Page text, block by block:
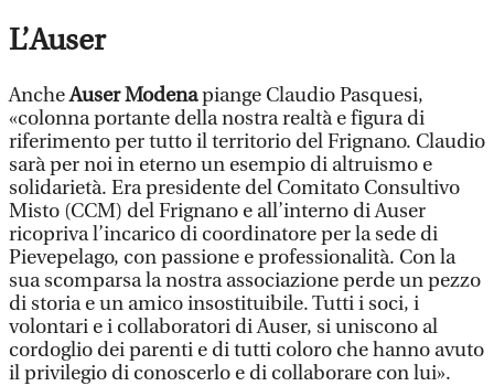
L’Auser
AncheAuser Modenapiange Claudio Pasquesi,
«colonna portante della nostra realtà e figura di
riferimento per tutto il territorio del Frignano. Claudio
sarà per noi in eterno un esempio di altruismo e
solidarietà. Era presidente del Comitato Consultivo
Misto (CCM) del Frignano e all’interno di Auser
ricopriva l’incarico di coordinatore per la sede di
Pievepelago, con passione e professionalità. Con la
sua scomparsa la nostra associazione perde un pezzo
di storia e un amico insostituibile. Tutti i soci, i
volontari e i collaboratori di Auser, si uniscono al
cordoglio dei parenti e di tutti coloro che hanno avuto
il privilegio di conoscerlo e di collaborare con lui».